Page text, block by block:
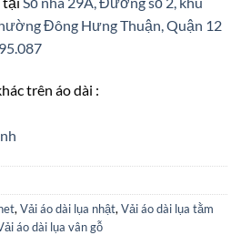
Đông Hưng Thuận, Quận 12
trên áo dài :
, Vải áo dài lụa nhật, Vải áo dài lụa tằm
áo dài lụa vân gỗ